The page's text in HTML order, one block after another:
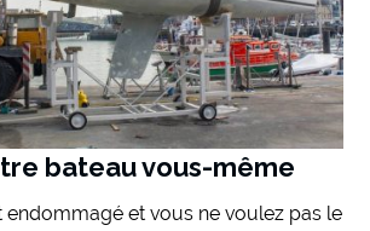
bateau vous-même
endommagé et vous ne voulez pas le